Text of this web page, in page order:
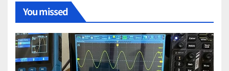
You missed